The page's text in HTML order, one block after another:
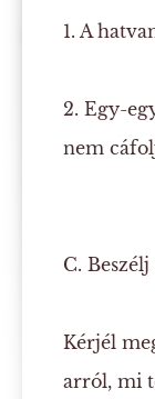
1. A
2. Egy-
nem
C.
Kérjél
arról, mi